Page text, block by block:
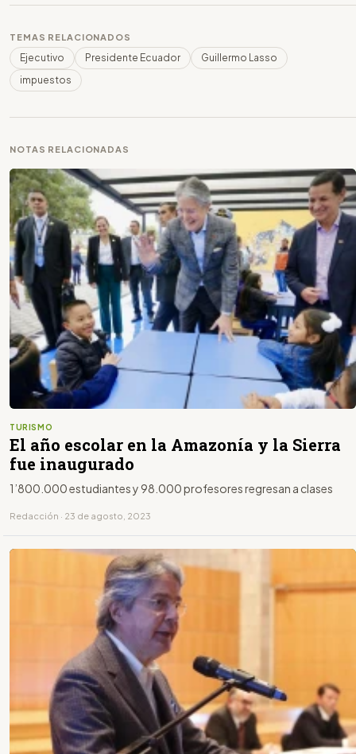
TEMAS RELACIONADOS
Ejecutivo Presidente Ecuador
Guillermo Lasso
impuestos
NOTAS RELACIONADAS
TURISMO
El año escolar en la Amazonía y la Sierra
fue inaugurado
1’800.000 estudiantes y 98.000 profesores regresan a clases
Redacción · 23 de agosto, 2023